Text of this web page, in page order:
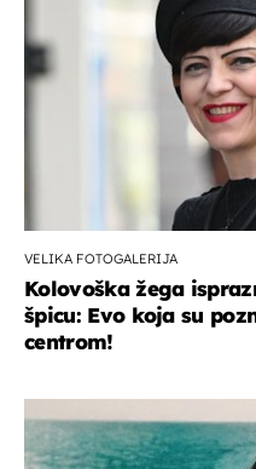
VELIKA FOTOGALERIJA
Kolovoška žega
špicu: Evo koja su
centrom!